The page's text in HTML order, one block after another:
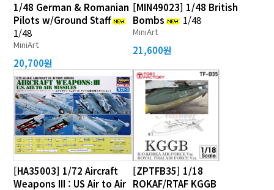
1/48 German & Romanian
Pilots w/Ground Staff
1/48
MiniArt
20,700원
[MIN49023] 1/48 British
Bombs
1/48
MiniArt
21,600원
[HA35003] 1/72 Aircraft
Weapons III : US Air to Air
[ZPTFB35] 1/18
ROKAF/RTAF KGGB